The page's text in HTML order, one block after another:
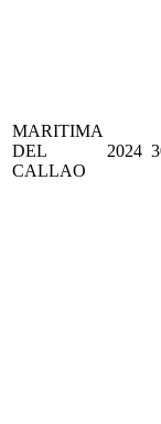
MARITIMA
DEL
CALLAO
2024